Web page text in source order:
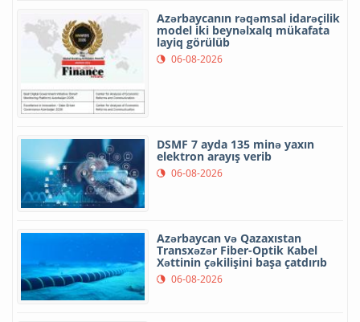
Azərbaycanın rəqəmsal idarəçilik
model iki beynəlxalq mükafata
layiq görülüb
06-08-2026
DSMF 7 ayda 135 minə yaxın
elektron arayış verib
06-08-2026
Azərbaycan və Qazaxıstan
Transxəzər Fiber-Optik Kabel
Xəttinin çəkilişini başa çatdırıb
06-08-2026